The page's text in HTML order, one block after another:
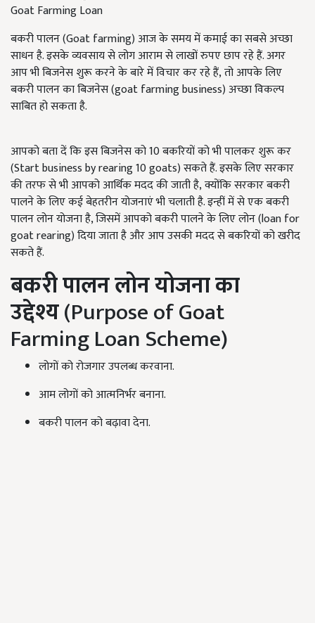
Goat Farming Loan
बकरी पालन (Goat farming) आज के समय में कमाई का सबसे अच्छा
साधन है. इसके व्यवसाय से लोग आराम से लाखों रुपए छाप रहे हैं. अगर
आप भी बिजनेस शुरू करने के बारे में विचार कर रहे हैं, तो आपके लिए
बकरी पालन का बिजनेस (goat farming business) अच्छा विकल्प
साबित हो सकता है.
आपको बता दें कि इस बिजनेस को 10 बकरियों को भी पालकर शुरू कर
(Start business by rearing 10 goats) सकते हैं. इसके लिए सरकार
की तरफ से भी आपको आर्थिक मदद की जाती है, क्योंकि सरकार बकरी
पालने के लिए कई बेहतरीन योजनाएं भी चलाती है. इन्हीं में से एक बकरी
पालन लोन योजना है, जिसमें आपको बकरी पालने के लिए लोन (loan for
goat rearing) दिया जाता है और आप उसकी मदद से बकरियों को खरीद
सकते हैं.
बकरी पालन लोन योजना का
उद्देश्य(Purpose of Goat
Farming Loan Scheme)
लोगों को रोजगार उपलब्ध करवाना.
आम लोगों को आत्मनिर्भर बनाना.
बकरी पालन को बढ़ावा देना.